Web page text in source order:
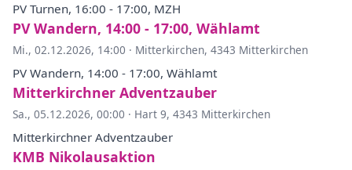
PV Turnen, 16:00 - 17:00, MZH
PV Wandern, 14:00 - 17:00, Wählamt
Mi., 02.12.2026, 14:00 · Mitterkirchen, 4343 Mitterkirchen
PV Wandern, 14:00 - 17:00, Wählamt
Mitterkirchner Adventzauber
Sa., 05.12.2026, 00:00 · Hart 9, 4343 Mitterkirchen
Mitterkirchner Adventzauber
KMB Nikolausaktion